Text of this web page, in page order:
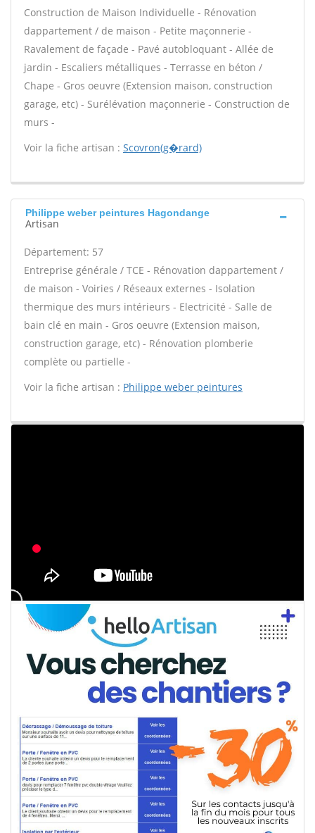
Construction de Maison Individuelle - Rénovation
dappartement / de maison - Petite maçonnerie -
Ravalement de façade - Pavé autobloquant - Allée de
jardin - Escaliers métalliques - Terrasse en béton /
Chape - Gros oeuvre (Extension maison, construction
garage, etc) - Surélévation maçonnerie - Construction de
murs -
Voir la fiche artisan : Scovron(g�rard)
Philippe weber peintures Hagondange
Artisan
Département: 57
Entreprise générale / TCE - Rénovation dappartement /
de maison - Voiries / Réseaux externes - Isolation
thermique des murs intérieurs - Electricité - Salle de
bain clé en main - Gros oeuvre (Extension maison,
construction garage, etc) - Rénovation plomberie
complète ou partielle -
Voir la fiche artisan : Philippe weber peintures